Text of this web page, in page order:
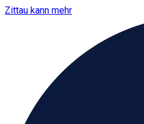
Zittau kann mehr